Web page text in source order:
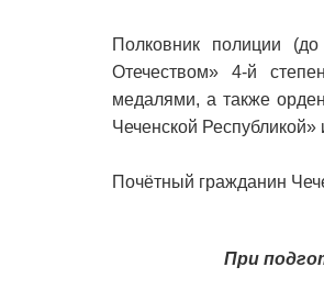
Полковник полиции
Отечеством» 4-й
медалями, а также
Чеченской
Почётный гражданин
При